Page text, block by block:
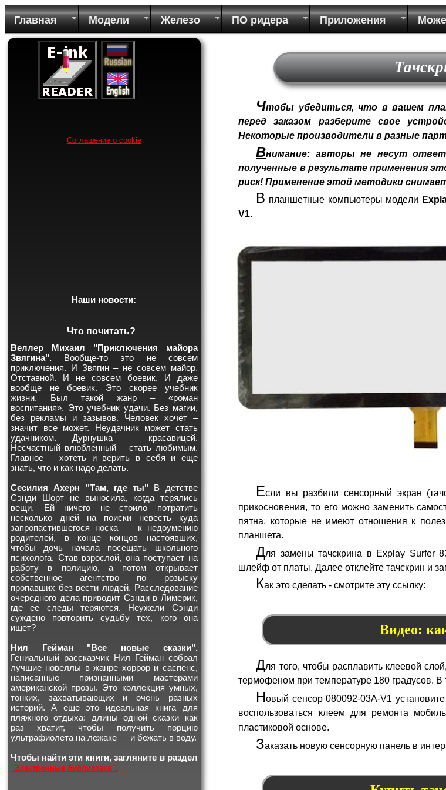
Главная Модели Железо ПО ридера Приложения
Чтобы убедиться, что в вашем
перед заказом разберите свое
Некоторые производители в разные
Внимание: авторы не несут
полученные в результате применения
риск! Применение этой методики
В планшетные компьютеры модели
V1.
Если вы разбили сенсорный экран
прикосновения, то его можно заменить
пятна, которые не имеют отношения к
планшета.
Для замены тачскрина в Explay Surfer
шлейф от платы. Далее отклейте тачскрин и
Как это сделать - смотрите эту ссылку:
Видео:
Для того, чтобы расплавить клеевой
термофеном при температуре 180 градусов.
Новый сенсор 080092-03A-V1
воспользоваться клеем для ремонта
пластиковой основе.
Заказать новую сенсорную панель в
Соглашение о cookie
Наши новости:
Что почитать?
Веллер Михаил "Приключения майора
Звягина". Вообще-то это не совсем
приключения. И Звягин – не совсем майор.
Отставной. И не совсем боевик. И даже
вообще не боевик. Это скорее учебник
жизни. Был такой жанр – «роман
воспитания». Это учебник удачи. Без магии,
без рекламы и зазывов. Человек хочет –
значит все может. Неудачник может стать
удачником. Дурнушка – красавицей.
Несчастный влюбленный – стать любимым.
Главное – хотеть и верить в себя и еще
знать, что и как надо делать.
Сесилия Ахерн "Там, где ты" В детстве
Сэнди Шорт не выносила, когда терялись
вещи. Ей ничего не стоило потратить
несколько дней на поиски невесть куда
запропастившегося носка — к недоумению
родителей, в конце концов настоявших,
чтобы дочь начала посещать школьного
психолога. Став взрослой, она поступает на
работу в полицию, а потом открывает
собственное агентство по розыску
пропавших без вести людей. Расследование
очередного дела приводит Сэнди в Лимерик,
где ее следы теряются. Неужели Сэнди
суждено повторить судьбу тех, кого она
ищет?
Нил Гейман "Все новые сказки".
Гениальный рассказчик Нил Гейман собрал
лучшие новеллы в жанре хоррор и саспенс,
написанные признанными мастерами
американской прозы. Это коллекция умных,
тонких, захватывающих и очень разных
историй. А еще это идеальная книга для
пляжного отдыха: длины одной сказки как
раз хватит, чтобы получить порцию
ультрафиолета на лежаке — и бежать в воду.
Чтобы найти эти книги, загляните в раздел
"Электронные библиотеки".